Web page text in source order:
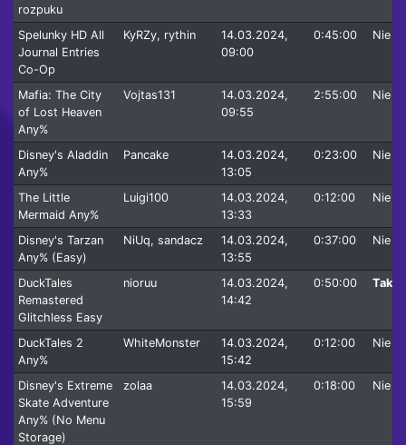
rozpuku
Spelunky HD All
Journal Entries
Co-Op
KyRZy, rythin
14.03.2024,
09:00
0:45:00 Nie
Mafia: The City
of Lost Heaven
Any%
Vojtas131
14.03.2024,
09:55
2:55:00 Nie
Disney's Aladdin
Any%
Pancake
14.03.2024,
13:05
0:23:00 Nie
The Little
Mermaid Any%
Luigi100
14.03.2024,
13:33
0:12:00 Nie
Disney's Tarzan
Any% (Easy)
NiUq, sandacz
14.03.2024,
13:55
0:37:00 Nie
DuckTales
Remastered
Glitchless Easy
nioruu
14.03.2024,
14:42
0:50:00 Tak
DuckTales 2
Any%
WhiteMonster
14.03.2024,
15:42
0:12:00 Nie
Disney's Extreme
Skate Adventure
Any% (No Menu
Storage)
zolaa
14.03.2024,
15:59
0:18:00 Nie